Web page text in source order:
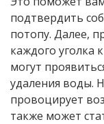
подтвердить
потопу. Далее,
каждого уголка
могут
удаления воды.
провоцирует
также может